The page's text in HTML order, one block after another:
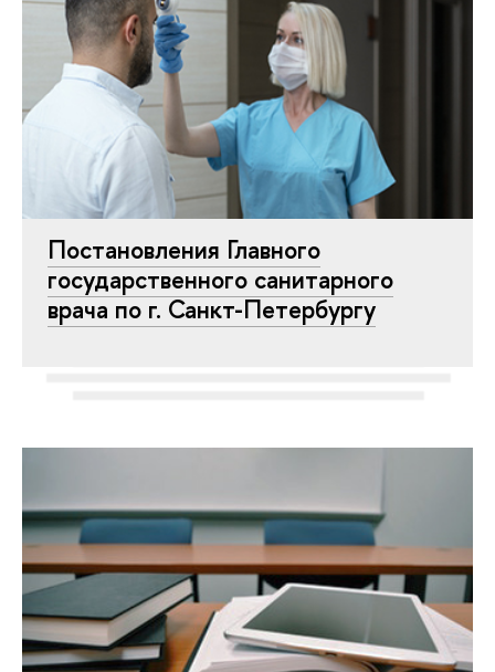
Постановления Главного
государственного санитарного
врача по г. Санкт-Петербургу